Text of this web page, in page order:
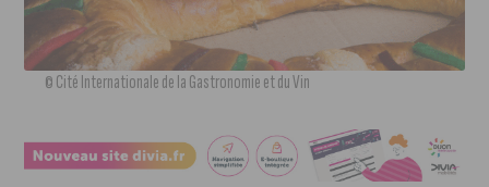
© Cité Internationale de la Gastronomie et du Vin